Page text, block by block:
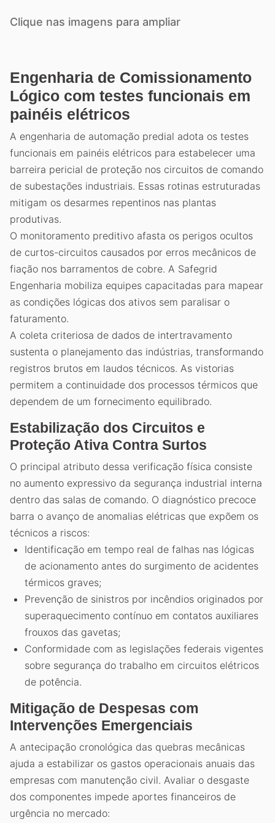
Clique nas imagens para ampliar
Engenharia de Comissionamento
Lógico com testes funcionais em
painéis elétricos
A engenharia de automação predial adota os testes
funcionais em painéis elétricos para estabelecer uma
barreira pericial de proteção nos circuitos de comando
de subestações industriais. Essas rotinas estruturadas
mitigam os desarmes repentinos nas plantas
produtivas.
O monitoramento preditivo afasta os perigos ocultos
de curtos-circuitos causados por erros mecânicos de
fiação nos barramentos de cobre. A Safegrid
Engenharia mobiliza equipes capacitadas para mapear
as condições lógicas dos ativos sem paralisar o
faturamento.
A coleta criteriosa de dados de intertravamento
sustenta o planejamento das indústrias, transformando
registros brutos em laudos técnicos. As vistorias
permitem a continuidade dos processos térmicos que
dependem de um fornecimento equilibrado.
Estabilização dos Circuitos e
Proteção Ativa Contra Surtos
O principal atributo dessa verificação física consiste
no aumento expressivo da segurança industrial interna
dentro das salas de comando. O diagnóstico precoce
barra o avanço de anomalias elétricas que expõem os
técnicos a riscos:
Identificação em tempo real de falhas nas lógicas
de acionamento antes do surgimento de acidentes
térmicos graves;
Prevenção de sinistros por incêndios originados por
superaquecimento contínuo em contatos auxiliares
frouxos das gavetas;
Conformidade com as legislações federais vigentes
sobre segurança do trabalho em circuitos elétricos
de potência.
Mitigação de Despesas com
Intervenções Emergenciais
A antecipação cronológica das quebras mecânicas
ajuda a estabilizar os gastos operacionais anuais das
empresas com manutenção civil. Avaliar o desgaste
dos componentes impede aportes financeiros de
urgência no mercado: